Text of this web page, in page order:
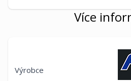
Více
Výrobce